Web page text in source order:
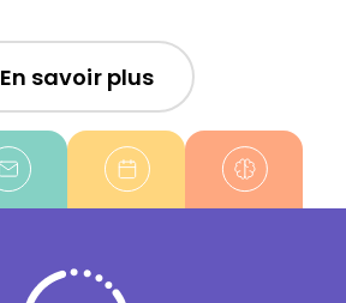
En savoir plus